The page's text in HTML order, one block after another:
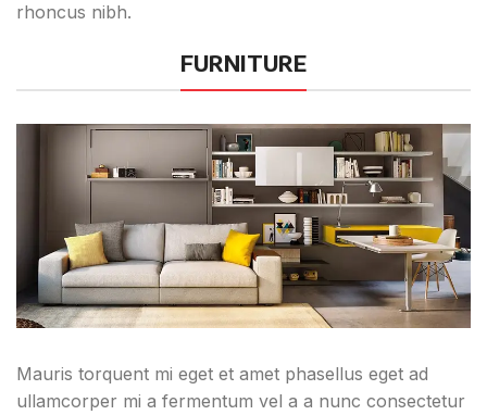
rhoncus nibh.
FURNITURE
Mauris torquent mi eget et amet phasellus eget ad
ullamcorper mi a fermentum vel a a nunc consectetur